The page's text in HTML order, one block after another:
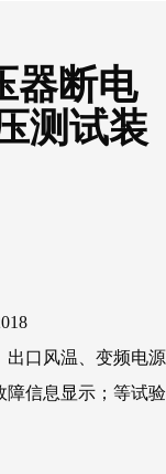
器断电
测试装
出口风温、变频电源
障信息显示；等试验